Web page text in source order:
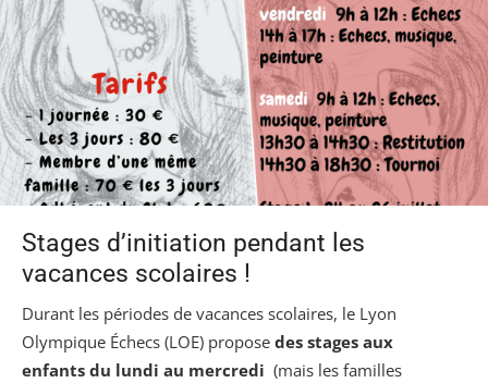
Stages d’initiation pendant les
vacances scolaires !
Durant les périodes de vacances scolaires, le Lyon
Olympique Échecs (LOE) propose des stages aux
enfants du lundi au mercredi (mais les familles